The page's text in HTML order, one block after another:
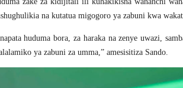
na kutatua migogoro ya zabuni kwa
huduma bora, za haraka na zenye uwazi,
ya zabuni za umma,” amesisitiza Sando.